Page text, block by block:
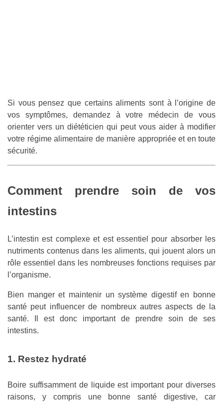
Si vous pensez que certains aliments sont à l’origine de
vos symptômes, demandez à votre médecin de vous
orienter vers un diététicien qui peut vous aider à modifier
votre régime alimentaire de manière appropriée et en toute
sécurité.
Comment prendre soin de vos
intestins
L’intestin est complexe et est essentiel pour absorber les
nutriments contenus dans les aliments, qui jouent alors un
rôle essentiel dans les nombreuses fonctions requises par
l’organisme.
Bien manger et maintenir un système digestif en bonne
santé peut influencer de nombreux autres aspects de la
santé. Il est donc important de prendre soin de ses
intestins.
1. Restez hydraté
Boire suffisamment de liquide est important pour diverses
raisons, y compris une bonne santé digestive, car